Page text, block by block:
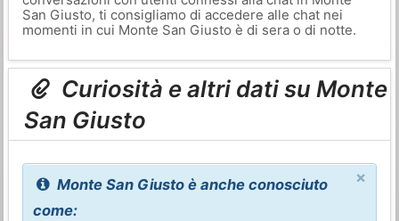
San Giusto, ti consigliamo di accedere alle chat nei
momenti in cui Monte San Giusto è di sera o di notte.
Curiosità e altri dati su Monte
San Giusto
×
Monte San Giusto è anche conosciuto
come: